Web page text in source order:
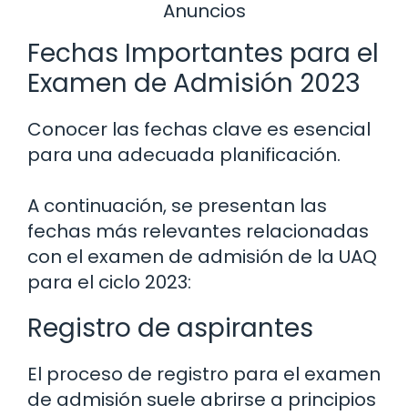
Anuncios
Fechas Importantes para el
Examen de Admisión 2023
Conocer las fechas clave es esencial
para una adecuada planificación.
A continuación, se presentan las
fechas más relevantes relacionadas
con el examen de admisión de la UAQ
para el ciclo 2023:
Registro de aspirantes
El proceso de registro para el examen
de admisión suele abrirse a principios